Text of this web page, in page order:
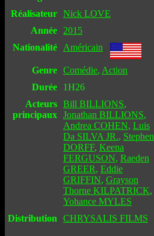
Réalisateur Nick LOVE
Année
2015
Nationalité
Américain
Genre Comédie, Action
Durée
1H26
Acteurs
principaux
Bill BILLIONS,
Jonathan BILLIONS,
Andrea COHEN, Luis
Da SILVA JR., Stephen
DORFF, Keena
FERGUSON, Raeden
GREER, Eddie
GRIFFIN, Grayson
Thorne KILPATRICK,
Yohance MYLES
Distribution
CHRYSALIS FILMS